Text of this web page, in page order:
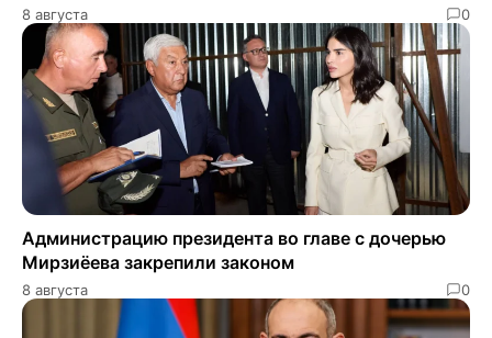
8 августа 0
Администрацию президента во главе с дочерью
Мирзиёева закрепили законом
8 августа 0